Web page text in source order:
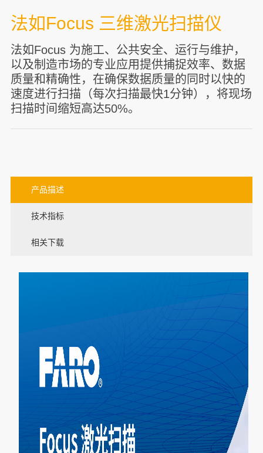
法如Focus 三维激光扫描仪
法如Focus 为施工、公共安全、运行与维护，
以及制造市场的专业应用提供捕捉效率、数据
质量和精确性，在确保数据质量的同时以快的
速度进行扫描（每次扫描最快1分钟），将现场
扫描时间缩短高达50%。
产品描述
技术指标
相关下载